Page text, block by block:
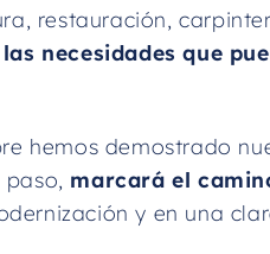
restauración,
necesidades que
hemos demostrado
marcará el
y en una